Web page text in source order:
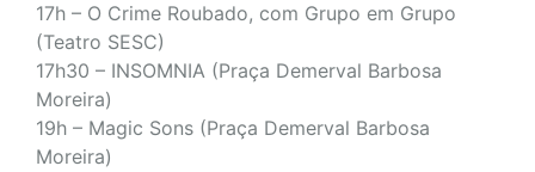
17h – O Crime Roubado, com Grupo em Grupo
(Teatro SESC)
17h30 – INSOMNIA (Praça Demerval Barbosa
Moreira)
19h – Magic Sons (Praça Demerval Barbosa
Moreira)